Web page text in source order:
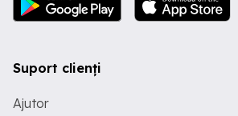
Suport clienți
Ajutor